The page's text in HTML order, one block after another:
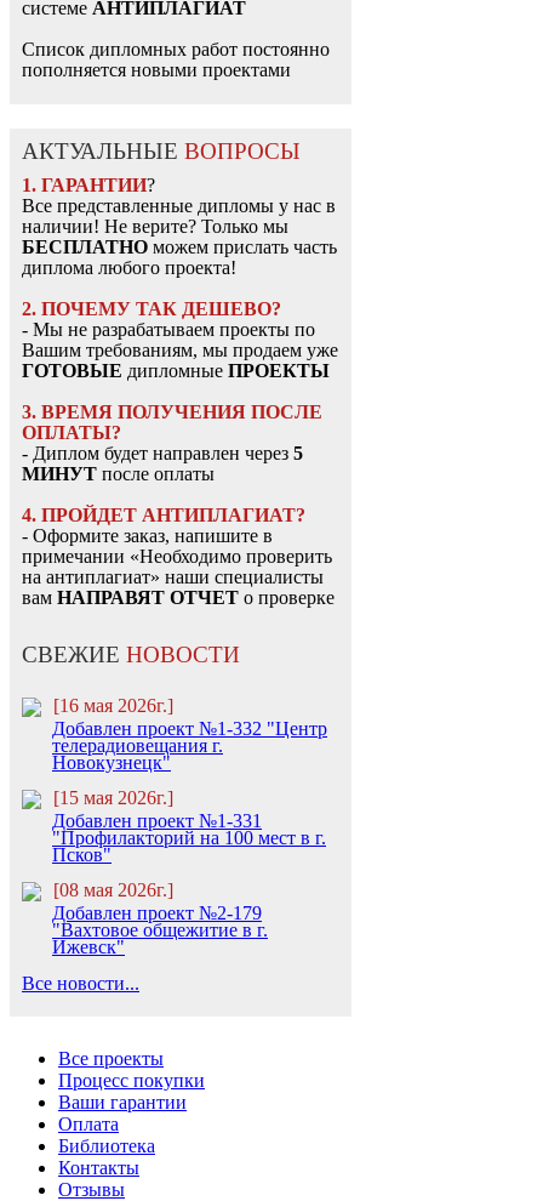
системе АНТИПЛАГИАТ
Список дипломных работ постоянно
пополняется новыми проектами
АКТУАЛЬНЫЕ ВОПРОСЫ
1. ГАРАНТИИ?
Все представленные дипломы у нас в
наличии! Не верите? Только мы
БЕСПЛАТНО можем прислать часть
диплома любого проекта!
2. ПОЧЕМУ ТАК ДЕШЕВО?
- Мы не разрабатываем проекты по
Вашим требованиям, мы продаем уже
ГОТОВЫЕ дипломные ПРОЕКТЫ
3. ВРЕМЯ ПОЛУЧЕНИЯ ПОСЛЕ
ОПЛАТЫ?
- Диплом будет направлен через 5
МИНУТ после оплаты
4. ПРОЙДЕТ АНТИПЛАГИАТ?
- Оформите заказ, напишите в
примечании «Необходимо проверить
на антиплагиат» наши специалисты
вам НАПРАВЯТ ОТЧЕТ о проверке
СВЕЖИЕ НОВОСТИ
[16 мая 2026г.]
Добавлен проект №1-332 "Центр
телерадиовещания г.
Новокузнецк"
[15 мая 2026г.]
Добавлен проект №1-331
"Профилакторий на 100 мест в г.
Псков"
[08 мая 2026г.]
Добавлен проект №2-179
"Вахтовое общежитие в г.
Ижевск"
Все новости...
Все проекты
Процесс покупки
Ваши гарантии
Оплата
Библиотека
Контакты
Отзывы